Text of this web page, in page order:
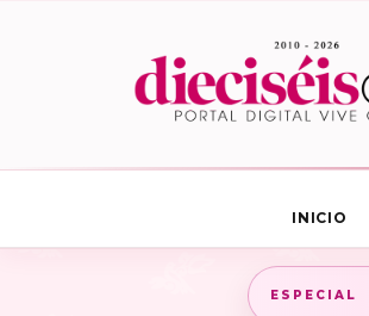
INICIO
ESPECIAL